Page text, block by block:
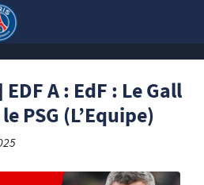
A : EdF : Le Gall
PSG (L’Equipe)